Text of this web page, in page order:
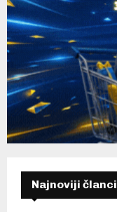
Najnoviji članci